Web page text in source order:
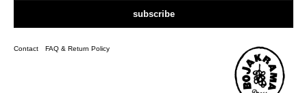
subscribe
Contact FAQ & Return Policy